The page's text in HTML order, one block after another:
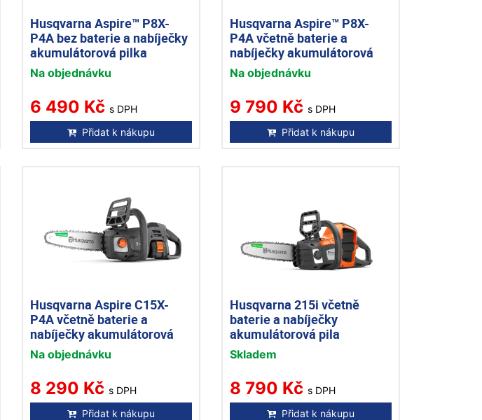
Husqvarna Aspire™ P8X-
P4A bez baterie a nabíječky
akumulátorová pilka
Na objednávku
6 490 Kč s DPH
Přidat k nákupu
Husqvarna Aspire™ P8X-
P4A včetně baterie a
nabíječky akumulátorová
pilka
Na objednávku
9 790 Kč s DPH
Přidat k nákupu
Husqvarna Aspire C15X-
P4A včetně baterie a
nabíječky akumulátorová
pila
Na objednávku
8 290 Kč s DPH
Přidat k nákupu
Husqvarna 215i včetně
baterie a nabíječky
akumulátorová pila
Skladem
8 790 Kč s DPH
Přidat k nákupu